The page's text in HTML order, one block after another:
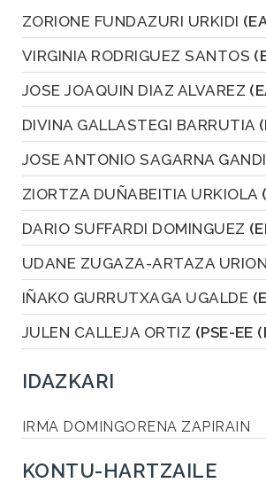
ZORIONE FUNDAZURI URKIDI
VIRGINIA RODRIGUEZ SANTOS
JOSE JOAQUIN DIAZ ALVAREZ
DIVINA GALLASTEGI BARRUTIA
JOSE ANTONIO SAGARNA
ZIORTZA DUÑABEITIA URKIOLA
DARIO SUFFARDI DOMINGUEZ
UDANE ZUGAZA-ARTAZA
IÑAKO GURRUTXAGA UGALDE
JULEN CALLEJA ORTIZ (PSE-EE
IDAZKARI
IRMA DOMINGORENA ZAPIRAIN
KONTU-HARTZAILE